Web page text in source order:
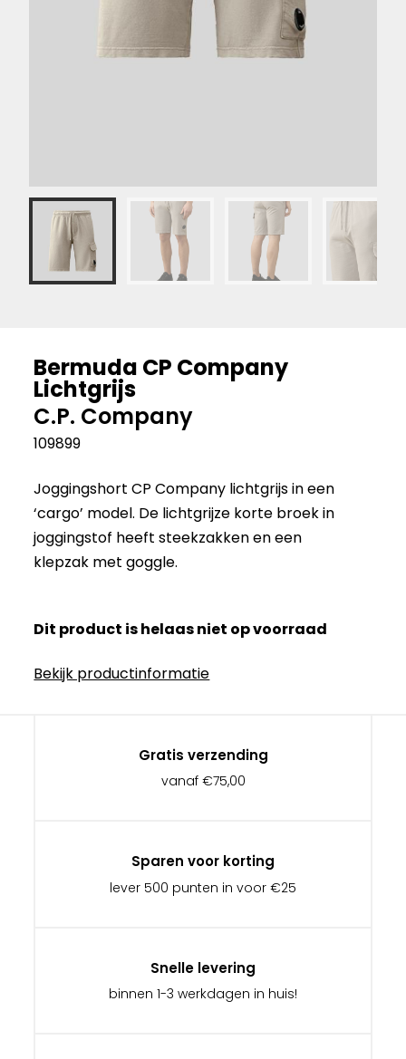
Bermuda CP Company
Lichtgrijs
C.P. Company
109899
Joggingshort CP Company lichtgrijs in een
‘cargo’ model. De lichtgrijze korte broek in
joggingstof heeft steekzakken en een
klepzak met goggle.
Dit product is helaas niet op voorraad
Bekijk productinformatie
Gratis verzending
vanaf €75,00
Sparen voor korting
lever 500 punten in voor €25
Snelle levering
binnen 1-3 werkdagen in huis!